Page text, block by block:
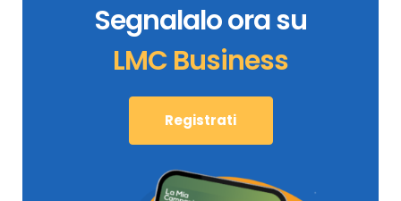
Segnalalo ora su
LMC Business
Registrati